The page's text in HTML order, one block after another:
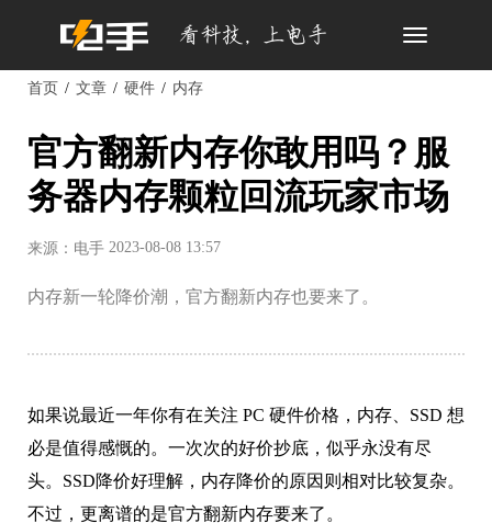
Toggle
首页 文章 硬件 内存
官方翻新内存你敢用吗？服
务器内存颗粒回流玩家市场
来源：电手 2023-08-08 13:57
内存新一轮降价潮，官方翻新内存也要来了。
如果说最近一年你有在关注 PC 硬件价格，内存、SSD 想
必是值得感慨的。一次次的好价抄底，似乎永没有尽
头。SSD降价好理解，内存降价的原因则相对比较复杂。
不过，更离谱的是官方翻新内存要来了。